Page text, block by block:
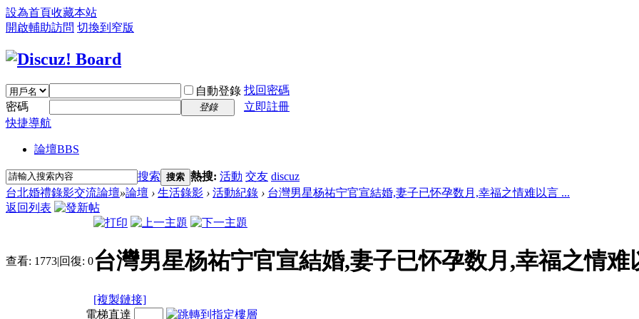
設為首頁收藏本站
開啟輔助訪問 切換到窄版
自動登錄 找回密碼
密碼
登錄
立即註冊
快捷導航
論壇BBS
搜索 搜索 熱搜: 活動 交友 discuz
台北婚禮錄影交流論壇»論壇 › 生活錄影 › 活動紀錄 › 台灣男星杨祐宁官宣結婚,妻子已怀孕数月,幸福之情难以言 ...
返回列表
查看: 1773|回復: 0台灣男星杨祐宁官宣結婚,妻子已怀孕数月,幸福之情难
[複製鏈接]
電梯直達